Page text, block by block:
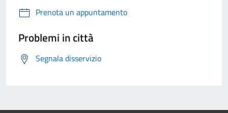
Prenota un appuntamento
Problemi in città
Segnala disservizio